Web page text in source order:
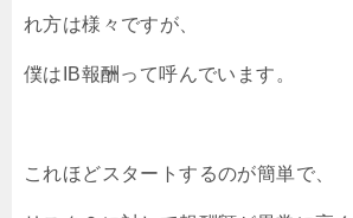
れ方は様々ですが、
僕はIB報酬って呼んでいます。
これほどスタートするのが簡単で、